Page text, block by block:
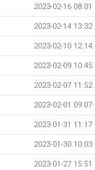
2023-02-16 08:01
2023-02-14 13:32
2023-02-10 12:14
2023-02-09 10:45
2023-02-07 11:52
2023-02-01 09:07
2023-01-31 11:17
2023-01-30 10:03
2023-01-27 15:51